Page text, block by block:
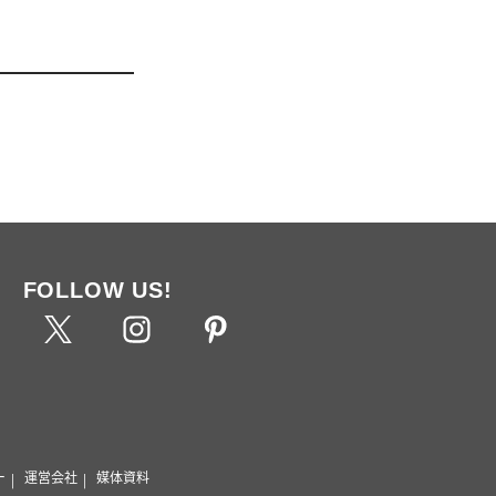
FOLLOW US!
運営会社 媒体資料